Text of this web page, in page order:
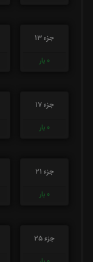
جزء 13
0 بار
جزء 17
0 بار
جزء 21
0 بار
جزء 25